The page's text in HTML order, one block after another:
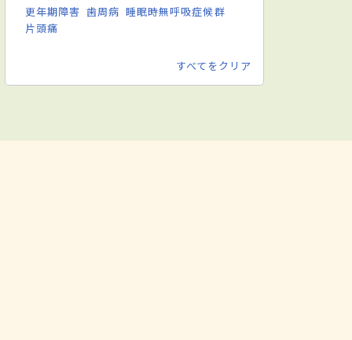
更年期障害 歯周病 睡眠時無呼吸症候群
片頭痛
すべてをクリア